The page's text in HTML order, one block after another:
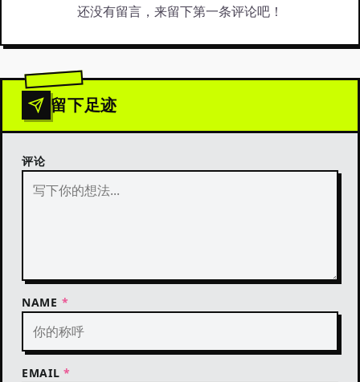
还没有留言，来留下第一条评论吧！
留下足迹
评论
NAME *
EMAIL*